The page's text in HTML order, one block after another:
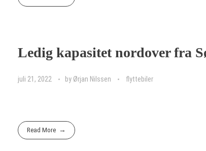
Ledig kapasitet nordover fra
juli 21, 2022 by Ørjan Nilssen flyttebiler
Read More